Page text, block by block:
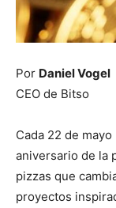
Por Daniel Vogel
CEO de Bitso
Cada 22 de
aniversario de la
pizzas que
proyectos